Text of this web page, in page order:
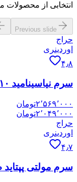
انتخابی از
Previous slide
حراج
اوردینری
۴٫۸
سرم نیاسینامید ۱۰٪ + زینک ۱٪ اوردینری
۲٬۵۶۹٬۰۰۰تومان
۲٬۰۴۹٬۰۰۰تومان
حراج
اوردینری
۴٫۷
سرم مولتی